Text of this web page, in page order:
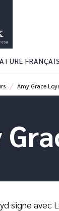
/ Amy Grace
signe